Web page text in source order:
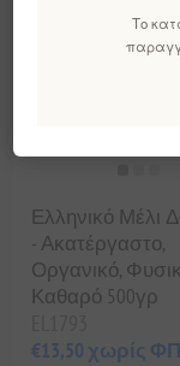
Ελληνικό Μέλι
- Ακατέργαστο,
Οργανικό,
Καθαρό 500γρ
€13,50 χωρίς
Το